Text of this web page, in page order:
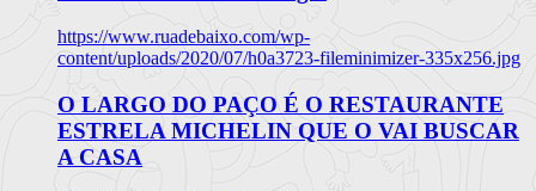
https://www.ruadebaixo.com/wp-
content/uploads/2020/07/h0a3723-fileminimizer-335x256.jpg
O LARGO DO PAÇO É O RESTAURANTE
ESTRELA MICHELIN QUE O VAI BUSCAR
A CASA